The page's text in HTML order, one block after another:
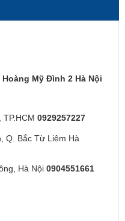
Mỹ Đình 2 Hà Nội
0929257227
Q. Bắc Từ Liêm Hà
Hà Nội 0904551661